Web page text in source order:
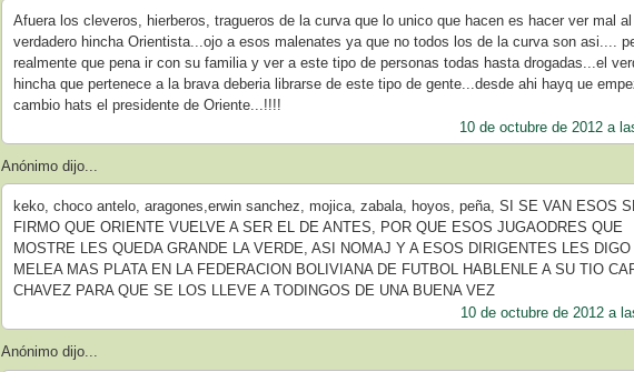
Afuera los cleveros, hierberos, tragueros de la curva que lo unico que hacen es hacer ver mal al
verdadero hincha Orientista...ojo a esos malenates ya que no todos los de la curva son asi....
realmente que pena ir con su familia y ver a este tipo de personas todas hasta drogadas...el
hincha que pertenece a la brava deberia librarse de este tipo de gente...desde ahi hayq ue
cambio hats el presidente de Oriente...!!!!
10 de octubre de 2012 a
Anónimo dijo...
keko, choco antelo, aragones,erwin sanchez, mojica, zabala, hoyos, peña, SI SE VAN ESOS
FIRMO QUE ORIENTE VUELVE A SER EL DE ANTES, POR QUE ESOS JUGAODRES QUE
MOSTRE LES QUEDA GRANDE LA VERDE, ASI NOMAJ Y A ESOS DIRIGENTES LES DIGO
MELEA MAS PLATA EN LA FEDERACION BOLIVIANA DE FUTBOL HABLENLE A SU TIO
CHAVEZ PARA QUE SE LOS LLEVE A TODINGOS DE UNA BUENA VEZ
10 de octubre de 2012 a
Anónimo dijo...